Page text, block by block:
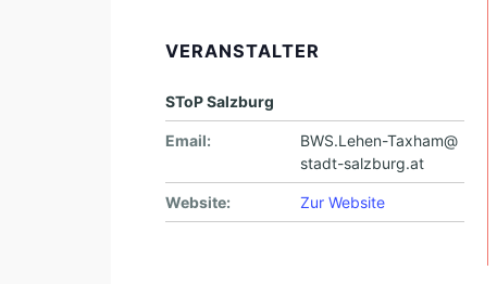
VERANSTALTER
SToP Salzburg
Email:
BWS.Lehen-Taxham@
stadt-salzburg.at
Website: Zur Website